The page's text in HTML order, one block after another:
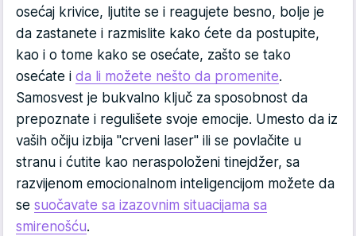
osećaj krivice, ljutite se i reagujete besno, bolje je
da zastanete i razmislite kako ćete da postupite,
kao i o tome kako se osećate, zašto se tako
osećate i da li možete nešto da promenite.
Samosvest je bukvalno ključ za sposobnost da
prepoznate i regulišete svoje emocije. Umesto da iz
vaših očiju izbija "crveni laser" ili se povlačite u
stranu i ćutite kao neraspoloženi tinejdžer, sa
razvijenom emocionalnom inteligencijom možete da
se suočavate sa izazovnim situacijama sa
smirenošću.